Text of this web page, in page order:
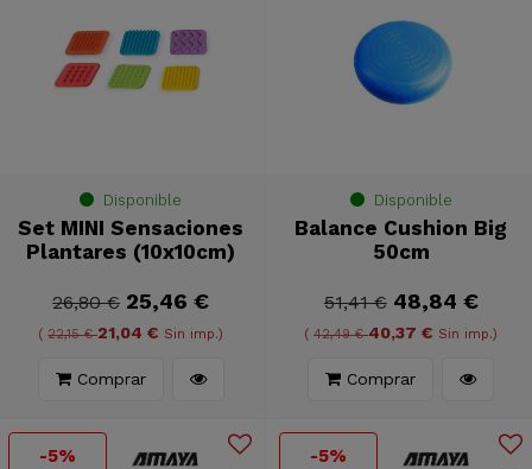
Disponible
Set MINI Sensaciones
Plantares (10x10cm)
26,80 € 25,46 €
(22,15 €21,04 € Sin imp.)
Comprar
Disponible
Balance Cushion Big
50cm
51,41 € 48,84 €
(42,49 €40,37 € Sin imp.)
Comprar
-5% -5%